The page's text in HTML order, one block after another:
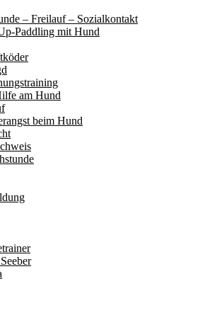
– Freilauf – Sozialkontakt
Paddling mit Hund
am Hund
beim Hund